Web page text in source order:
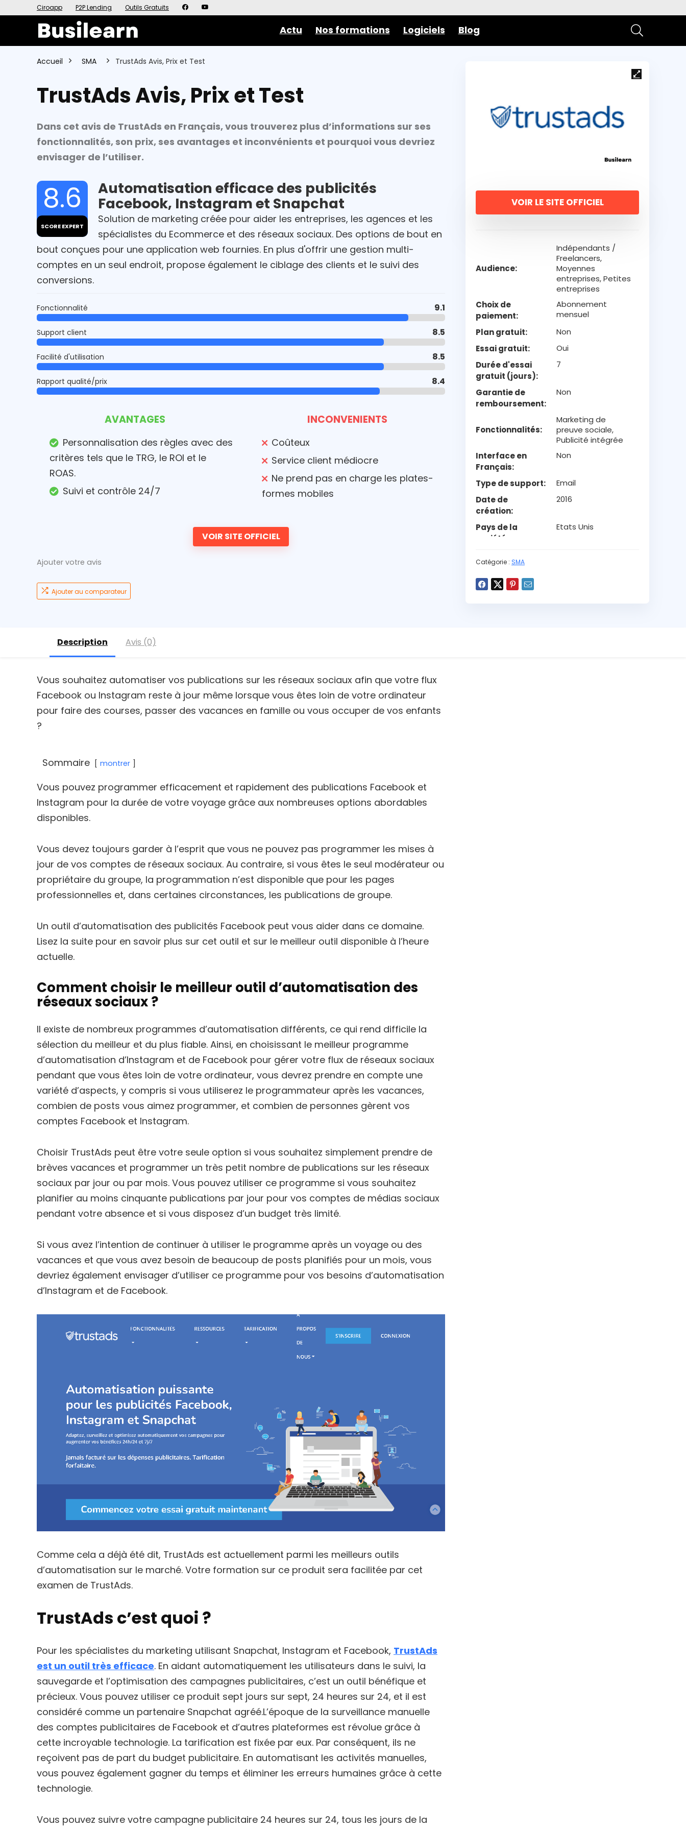
Ciroapp P2P Lending Outils Gratuits
Actu Nos formations Logiciels Blog
Accueil SMA TrustAds Avis, Prix et Test
TrustAds Avis, Prix et Test
VOIR LE SITE OFFICIEL
Audience
Indépendants /
Freelancers,
Moyennes
entreprises, Petites
entreprises
Choix de
paiement
Abonnement
mensuel
Plan gratuit
Non
Essai gratuit
Oui
Durée d'essai
gratuit (jours)
7
Garantie de
remboursement
Non
Fonctionnalités
Marketing de
preuve sociale,
Publicité intégrée
Interface en
Français
Non
Type de support
Email
Date de
création
2016
Pays de la
société
Etats Unis
Catégorie : SMA
Dans cet avis de TrustAds en Français, vous trouverez plus d’informations sur ses
fonctionnalités, son prix, ses avantages et inconvénients et pourquoi vous devriez
envisager de l’utiliser.
8.6
SCORE EXPERT
Automatisation efficace des publicités
Facebook, Instagram et Snapchat
Solution de marketing créée pour aider les entreprises, les agences et les
spécialistes du Ecommerce et des réseaux sociaux. Des options de bout en
bout conçues pour une application web fournies. En plus d'offrir une gestion multi-
comptes en un seul endroit, propose également le ciblage des clients et le suivi des
conversions.
Fonctionnalité 9.1
Support client 8.5
Facilité d'utilisation 8.5
Rapport qualité/prix 8.4
AVANTAGES
Personnalisation des règles avec des
critères tels que le TRG, le ROI et le
ROAS.
Suivi et contrôle 24/7
INCONVENIENTS
Coûteux
Service client médiocre
Ne prend pas en charge les plates-
formes mobiles
VOIR SITE OFFICIEL
Ajouter votre avis
Ajouter au comparateur
Description Avis (0)
Vous souhaitez automatiser vos publications sur les réseaux sociaux afin que votre flux
Facebook ou Instagram reste à jour même lorsque vous êtes loin de votre ordinateur
pour faire des courses, passer des vacances en famille ou vous occuper de vos enfants
?
Sommaire montrer
Vous pouvez programmer efficacement et rapidement des publications Facebook et
Instagram pour la durée de votre voyage grâce aux nombreuses options abordables
disponibles.
Vous devez toujours garder à l’esprit que vous ne pouvez pas programmer les mises à
jour de vos comptes de réseaux sociaux. Au contraire, si vous êtes le seul modérateur ou
propriétaire du groupe, la programmation n’est disponible que pour les pages
professionnelles et, dans certaines circonstances, les publications de groupe.
Un outil d’automatisation des publicités Facebook peut vous aider dans ce domaine.
Lisez la suite pour en savoir plus sur cet outil et sur le meilleur outil disponible à l’heure
actuelle.
Comment choisir le meilleur outil d’automatisation des
réseaux sociaux ?
Il existe de nombreux programmes d’automatisation différents, ce qui rend difficile la
sélection du meilleur et du plus fiable. Ainsi, en choisissant le meilleur programme
d’automatisation d’Instagram et de Facebook pour gérer votre flux de réseaux sociaux
pendant que vous êtes loin de votre ordinateur, vous devrez prendre en compte une
variété d’aspects, y compris si vous utiliserez le programmateur après les vacances,
combien de posts vous aimez programmer, et combien de personnes gèrent vos
comptes Facebook et Instagram.
Choisir TrustAds peut être votre seule option si vous souhaitez simplement prendre de
brèves vacances et programmer un très petit nombre de publications sur les réseaux
sociaux par jour ou par mois. Vous pouvez utiliser ce programme si vous souhaitez
planifier au moins cinquante publications par jour pour vos comptes de médias sociaux
pendant votre absence et si vous disposez d’un budget très limité.
Si vous avez l’intention de continuer à utiliser le programme après un voyage ou des
vacances et que vous avez besoin de beaucoup de posts planifiés pour un mois, vous
devriez également envisager d’utiliser ce programme pour vos besoins d’automatisation
d’Instagram et de Facebook.
Comme cela a déjà été dit, TrustAds est actuellement parmi les meilleurs outils
d’automatisation sur le marché. Votre formation sur ce produit sera facilitée par cet
examen de TrustAds.
TrustAds c’est quoi ?
Pour les spécialistes du marketing utilisant Snapchat, Instagram et Facebook, TrustAds
est un outil très efficace. En aidant automatiquement les utilisateurs dans le suivi, la
sauvegarde et l’optimisation des campagnes publicitaires, c’est un outil bénéfique et
précieux. Vous pouvez utiliser ce produit sept jours sur sept, 24 heures sur 24, et il est
considéré comme un partenaire Snapchat agréé.L’époque de la surveillance manuelle
des comptes publicitaires de Facebook et d’autres plateformes est révolue grâce à
cette incroyable technologie. La tarification est fixée par eux. Par conséquent, ils ne
reçoivent pas de part du budget publicitaire. En automatisant les activités manuelles,
vous pouvez également gagner du temps et éliminer les erreurs humaines grâce à cette
technologie.
Vous pouvez suivre votre campagne publicitaire 24 heures sur 24, tous les jours de la